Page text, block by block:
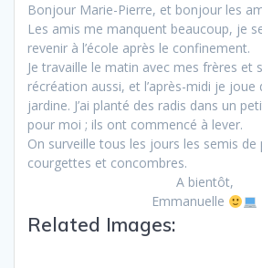
Bonjour Marie-Pierre, et bonjour les
Les amis me manquent beaucoup, je
revenir à l’école après le confinement.
Je travaille le matin avec mes frères
récréation aussi, et l’après-midi je
jardine. J’ai planté des radis dans un
pour moi ; ils ont commencé à lever.
On surveille tous les jours les semis
courgettes et concombres.
A bientôt,
Emmanuelle
Related Images: